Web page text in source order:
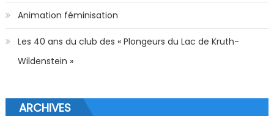
Animation féminisation
Les 40 ans du club des « Plongeurs du Lac de Kruth-
Wildenstein »
ARCHIVES